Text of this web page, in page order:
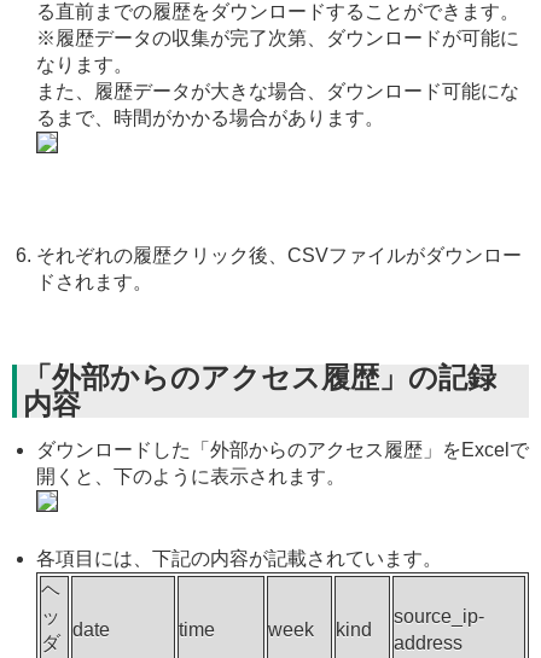
る直前までの履歴をダウンロードすることができます。
※履歴データの収集が完了次第、ダウンロードが可能に
なります。
また、履歴データが大きな場合、ダウンロード可能にな
るまで、時間がかかる場合があります。
それぞれの履歴クリック後、CSVファイルがダウンロー
ドされます。
「外部からのアクセス履歴」の記録
内容
ダウンロードした「外部からのアクセス履歴」をExcelで
開くと、下のように表示されます。
各項目には、下記の内容が記載されています。
ヘ
ッ
ダ
date time week kind
source_ip-
address